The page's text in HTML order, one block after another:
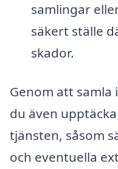
samlingar
säkert ställe
skador.
Genom att
du även
tjänsten, såsom
och eventuella